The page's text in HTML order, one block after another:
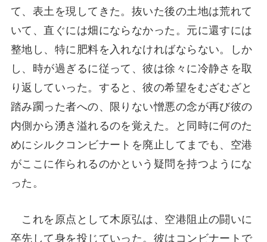
て、表土を現してきた。抜いた後の土地は荒れて
いて、直ぐには畑にならなかった。元に還すには
整地し、特に肥料を入れなければならない。しか
し、時が過ぎるに従って、彼は徐々に冷静さを取
り返していった。すると、彼の希望をむざむざと
踏み躙った者への、限りない憎悪の念が再び彼の
内側から湧き溢れるのを覚えた。と同時に何のた
めにシルクコンビナートを廃止してまでも、空港
がここに作られるのかという疑問を持つようにな
った。
これを原点として木原弘は、空港阻止の闘いに
卒先して身を投じていった。彼はコンビナートで